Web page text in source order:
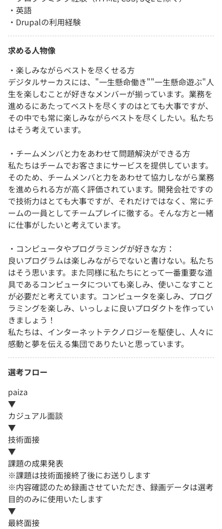
・英語
・Drupalの利用経験
求める人物像
・楽しみながらベストを尽くせる方
デジタルサーカスには、"一生懸命働き""一生懸命遊ぶ"人
生を楽しむことが好きなメンバーが揃っています。業務を
進めるにあたってベストを尽くすのはとても大事ですが、
その中でも常に楽しみながらベストを尽くしたい。私たち
はそう考えています。
・チームメンバと力をあわせて問題解決ができる方
私たちはチームでお客さまにサービスを提供しています。
そのため、チームメンバと力をあわせて協力しながら業務
を進められる方が高く評価されています。開発会社ですの
で技術力はとても大事ですが、それだけではなく、常にチ
ームの一員としてチームプレイに徹する。そんな方と一緒
に仕事がしたいと考えています。
・コンピュータやプログラミングが好きな方：
良いプログラムは楽しみながらでないと書けない。私たち
はそう思います。また同様に私たちにとって一番重要な道
具であるコンピュータについても楽しみ、使いこなすこと
が必要だと考えています。コンピュータを楽しみ、プログ
ラミングを楽しみ、いっしょに良いプロダクトを作ってい
きましょう！
私たちは、インターネットテクノロジーを駆使し、人々に
感動と夢を伝える集団でありたいと思っています。
選考フロー
paiza
▼
カジュアル面談
▼
技術面接
▼
課題の成果発表
※課題は技術面接終了後にお送りします
※内容確認のため録画させていただき、録画データは選考
目的のみに使用いたします
▼
最終面接